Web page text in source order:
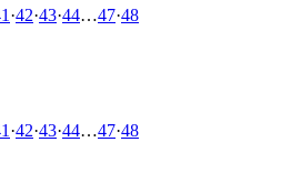
·42·43·44…47·48
·42·43·44…47·48